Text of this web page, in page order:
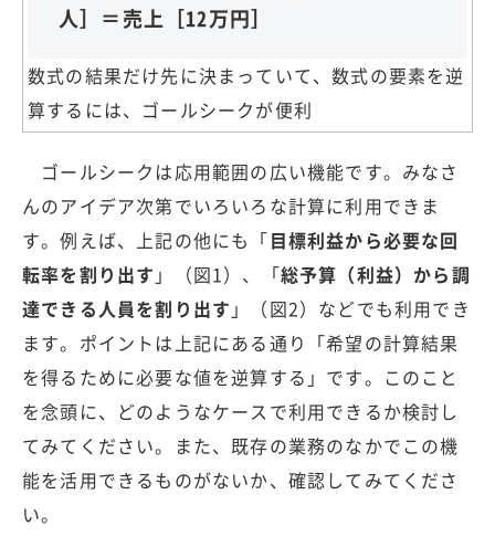
人］＝売上［12万円］
数式の結果だけ先に決まっていて、数式の要素を逆
算するには、ゴールシークが便利
ゴールシークは応用範囲の広い機能です。みなさ
んのアイデア次第でいろいろな計算に利用できま
す。例えば、上記の他にも「目標利益から必要な回
転率を割り出す 」（図1）、「総予算（利益）から調
達できる人員を割り出す 」（図2）などでも利用でき
ます。ポイントは上記にある通り「希望の計算結果
を得るために必要な値を逆算する」です。このこと
を念頭に、どのようなケースで利用できるか検討し
てみてください。また、既存の業務のなかでこの機
能を活用できるものがないか、確認してみてくださ
い。